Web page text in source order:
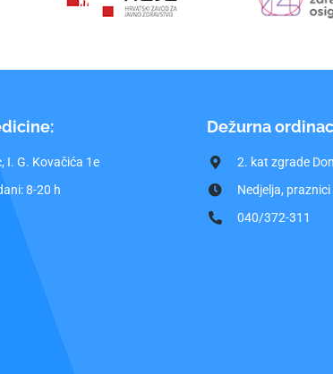
I. G. Kovačića 1e
8-20 h
Dežurna
2. kat zgrade
Nedjelja,
040/372-311